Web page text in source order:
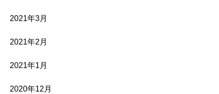
2021年3月
2021年2月
2021年1月
2020年12月